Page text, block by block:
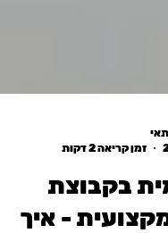
זמן קריאה 2 דקות
בקבוצת